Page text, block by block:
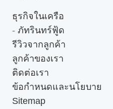
ธุรกิจในเครือ
- ภัทรินทร์ฟู้ด
รีวิวจากลูกค้า
ลูกค้าของเรา
ติดต่อเรา
ข้อกำหนดและนโยบาย
Sitemap